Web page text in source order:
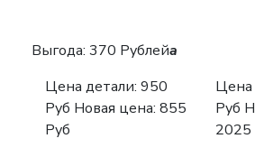
Выгода: 370 Рублейa
Цена детали: 950
Руб Новая цена: 855
Руб
Цена
Руб
2025